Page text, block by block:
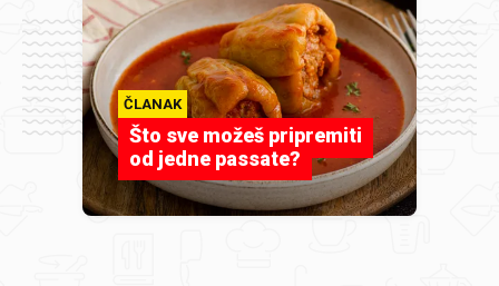
ČLANAK
Što sve možeš pripremiti
od jedne passate?